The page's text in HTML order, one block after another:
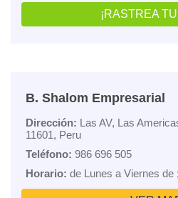
¡RASTREA
B. Shalom Empresarial
Dirección: Las AV, Las
11601, Peru
Teléfono: 986 696 505
Horario: de Lunes a Viernes de